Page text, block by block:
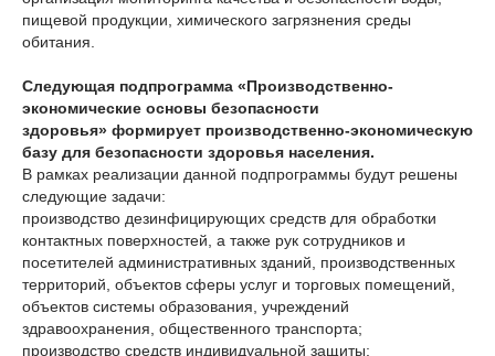
пищевой продукции, химического загрязнения среды
обитания.
Следующая подпрограмма «Производственно-
экономические основы безопасности
здоровья» формирует производственно-экономическую
базу для безопасности здоровья населения.
В рамках реализации данной подпрограммы будут решены
следующие задачи:
производство дезинфицирующих средств для обработки
контактных поверхностей, а также рук сотрудников и
посетителей административных зданий, производственных
территорий, объектов сферы услуг и торговых помещений,
объектов системы образования, учреждений
здравоохранения, общественного транспорта;
производство средств индивидуальной защиты;